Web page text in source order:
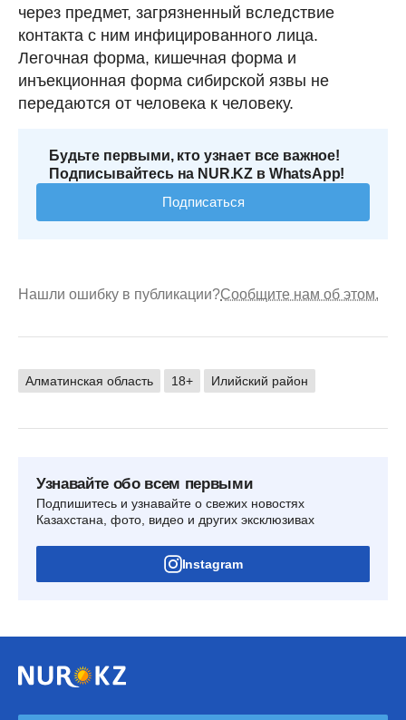
через предмет, загрязненный вследствие
контакта с ним инфицированного лица.
Легочная форма, кишечная форма и
инъекционная форма сибирской язвы не
передаются от человека к человеку.
Будьте первыми, кто узнает все важное!
Подписывайтесь на NUR.KZ в WhatsApp!
Подписаться
Нашли ошибку в публикации?Сообщите нам об этом.
Алматинская область 18+ Илийский район
Узнавайте обо всем первыми
Подпишитесь и узнавайте о свежих новостях
Казахстана, фото, видео и других эксклюзивах
Instagram